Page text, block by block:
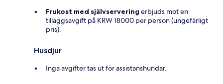
Frukost med självservering erbjuds mot en
tilläggsavgift på KRW 18000 per person (ungefärligt
pris).
Husdjur
Inga avgifter tas ut för assistanshundar.